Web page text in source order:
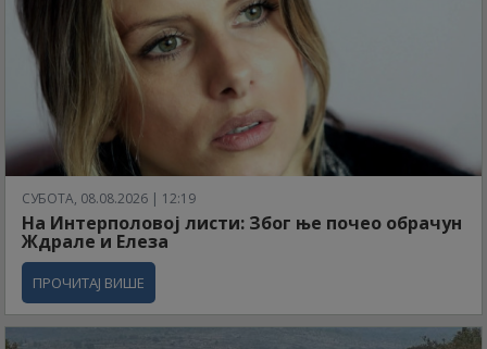
СУБОТА, 08.08.2026 | 12:19
На Интерполовој листи: Због ње почео обрачун
Ждрале и Елеза
ПРОЧИТАЈ ВИШЕ